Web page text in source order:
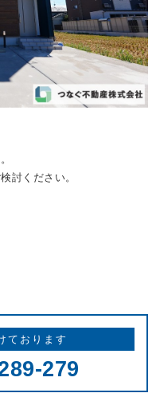
討ください。
ております
279